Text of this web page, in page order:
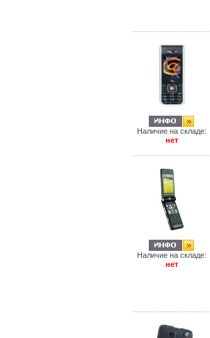
Наличие на складе:
нет
Наличие на складе:
нет